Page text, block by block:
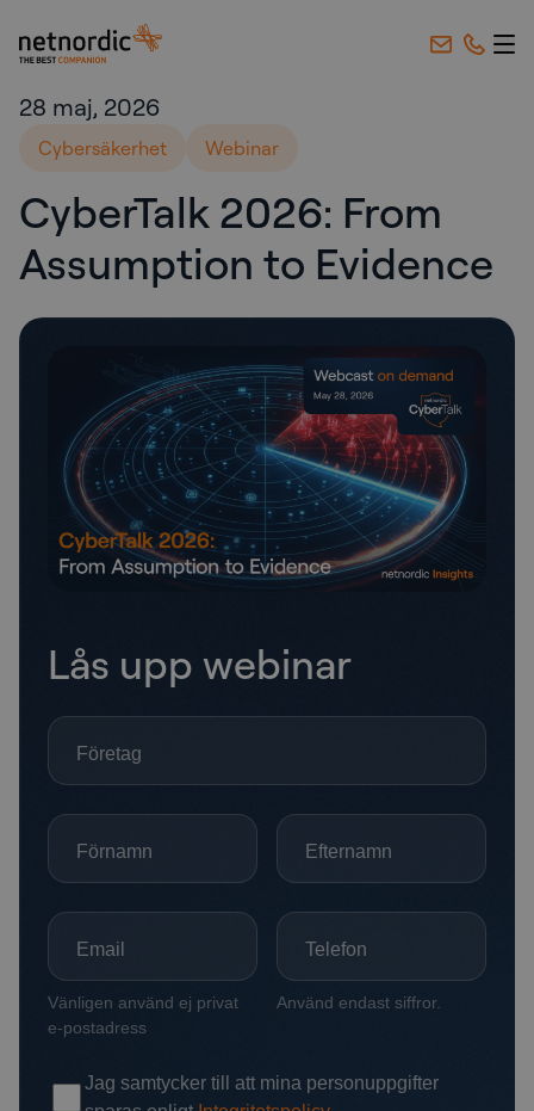
NetNordic Sweden
28 maj, 2026
Cybersäkerhet Webinar
CyberTalk 2026: From
Assumption to Evidence
Lås upp webinar